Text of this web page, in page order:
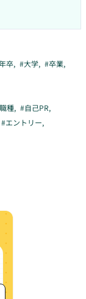
卒, #大学, #卒業,
職種, #自己PR,
#エントリー,